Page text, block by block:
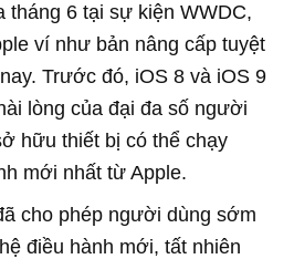
6 tại sự kiện WWDC,
ví như bản nâng cấp tuyệt
Trước đó, iOS 8 và iOS 9
lòng của đại đa số người
hữu thiết bị có thể chạy
mới nhất từ Apple.
cho phép người dùng sớm
điều hành mới, tất nhiên